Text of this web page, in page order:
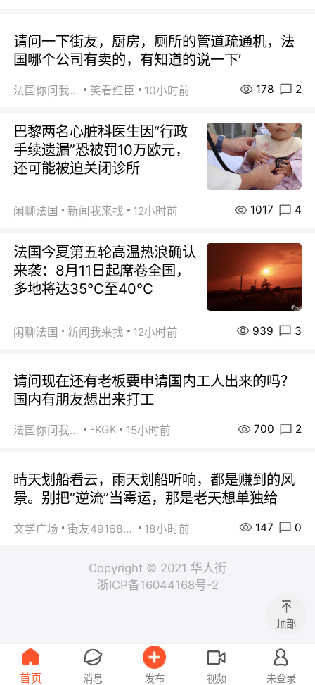
请问一下街友，厨房，厕所的管道疏通机，法
国哪个公司有卖的，有知道的说一下′
法国你问我答 笑看红臣 10小时前 178 2
巴黎两名心脏科医生因“行政
手续遗漏”恐被罚10万欧元，
还可能被迫关闭诊所
闲聊法国 新闻我来找 12小时前 1017 4
法国今夏第五轮高温热浪确认
来袭：8月11日起席卷全国，
多地将达35℃至40℃
闲聊法国 新闻我来找 12小时前 939 3
请问现在还有老板要申请国内工人出来的吗？
国内有朋友想出来打工
法国你问我答 -KGK 15小时前 700 2
晴天划船看云，雨天划船听响，都是赚到的风
景。别把“逆流”当霉运，那是老天想单独给
文学广场 街友49168527 18小时前 147 0
Copyright © 2021 华人街
浙ICP备16044168号-2
顶部
首页 消息 发布 视频 未登录